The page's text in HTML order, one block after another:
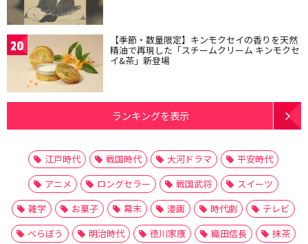
20 【季節・数量限定】キンモクセイの香りを天然
精油で再現した「スチームクリーム キンモクセ
イ&茶」新登場
ランキングを表示
江戸時代 戦国時代 大河ドラマ
平安時代
アニメ
ロングセラー 戦国武将
スイーツ
雑学
お菓子 幕末 漫画 時代劇
テレビ
べらぼう
明治時代 徳川家康 織田信長
抹茶